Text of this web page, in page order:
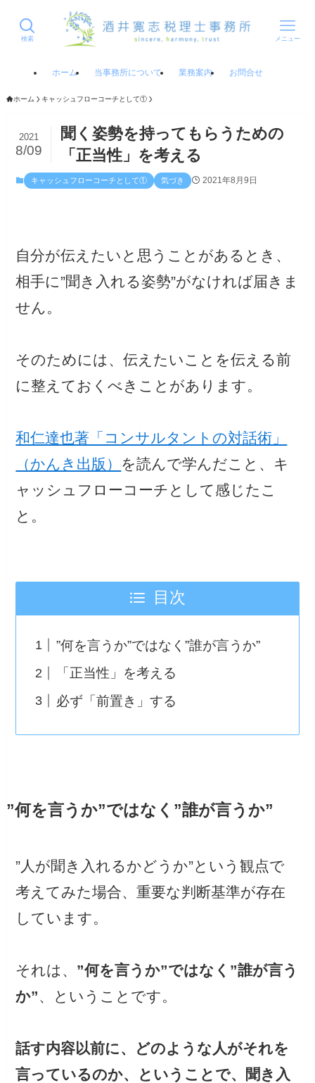
検索 メニュー
ホーム 当事務所について 業務案内 お問合せ
ホーム キャッシュフローコーチとして①
聞く姿勢を持ってもらうための
「正当性」を考える
2021
8/09
キャッシュフローコーチとして① 気づき 2021年8月9日
自分が伝えたいと思うことがあるとき、
相手に”聞き入れる姿勢”がなければ届きま
せん。
そのためには、伝えたいことを伝える前
に整えておくべきことがあります。
和仁達也著「コンサルタントの対話術」
（かんき出版） を読んで学んだこと、キ
ャッシュフローコーチとして感じたこ
と。
目次
”何を言うか”ではなく”誰が言うか”
「正当性」を考える
必ず「前置き」する
”何を言うか”ではなく”誰が言うか”
”人が聞き入れるかどうか”という観点で
考えてみた場合、重要な判断基準が存在
しています。
それは、 ”何を言うか”ではなく”誰が言う
か”、ということです。
話す内容以前に、どのような人がそれを
言っているのか、ということで、聞き入